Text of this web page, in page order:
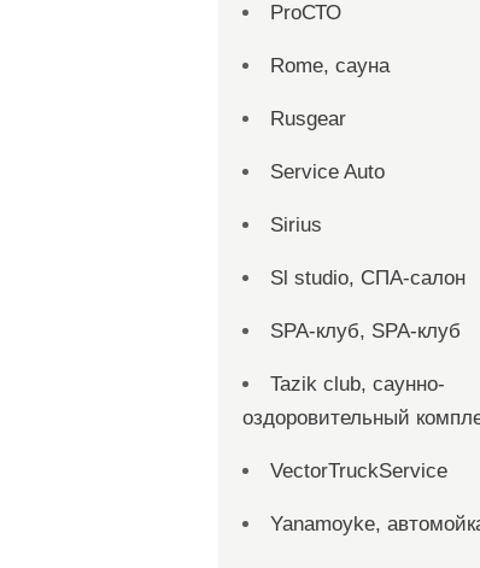
ProСТО
Rome, сауна
Rusgear
Service Auto
Sirius
Sl studio, СПА-салон
SPA-клуб, SPA-клуб
Tazik club, саунно-
оздоровительный
VectorTruckService
Yanamoyke,